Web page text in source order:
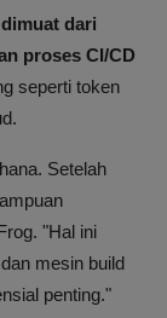
dari
proses CI/CD
seperti token
Setelah
"Hal ini
mesin build
penting."